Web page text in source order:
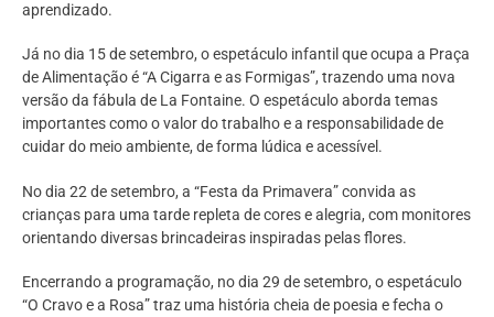
aprendizado.
Já no dia 15 de setembro, o espetáculo infantil que ocupa a Praça
de Alimentação é “A Cigarra e as Formigas”, trazendo uma nova
versão da fábula de La Fontaine. O espetáculo aborda temas
importantes como o valor do trabalho e a responsabilidade de
cuidar do meio ambiente, de forma lúdica e acessível.
No dia 22 de setembro, a “Festa da Primavera” convida as
crianças para uma tarde repleta de cores e alegria, com monitores
orientando diversas brincadeiras inspiradas pelas flores.
Encerrando a programação, no dia 29 de setembro, o espetáculo
“O Cravo e a Rosa” traz uma história cheia de poesia e fecha o